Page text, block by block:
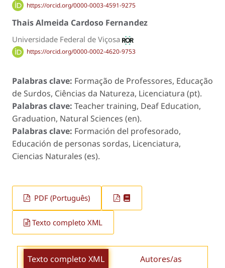
https://orcid.org/0000-0003-4591-9275
Thais Almeida Cardoso Fernandez
Universidade Federal de Viçosa
https://orcid.org/0000-0002-4620-9753
Palabras clave: Formação de Professores, Educação
de Surdos, Ciências da Natureza, Licenciatura (pt).
Palabras clave: Teacher training, Deaf Education,
Graduation, Natural Sciences (en).
Palabras clave: Formación del profesorado,
Educación de personas sordas, Licenciatura,
Ciencias Naturales (es).
PDF (Português)
Texto completo XML
Texto completo XML Autores/as